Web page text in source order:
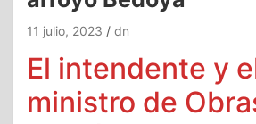
11 julio, 2023 dn
El intendente y
ministro de